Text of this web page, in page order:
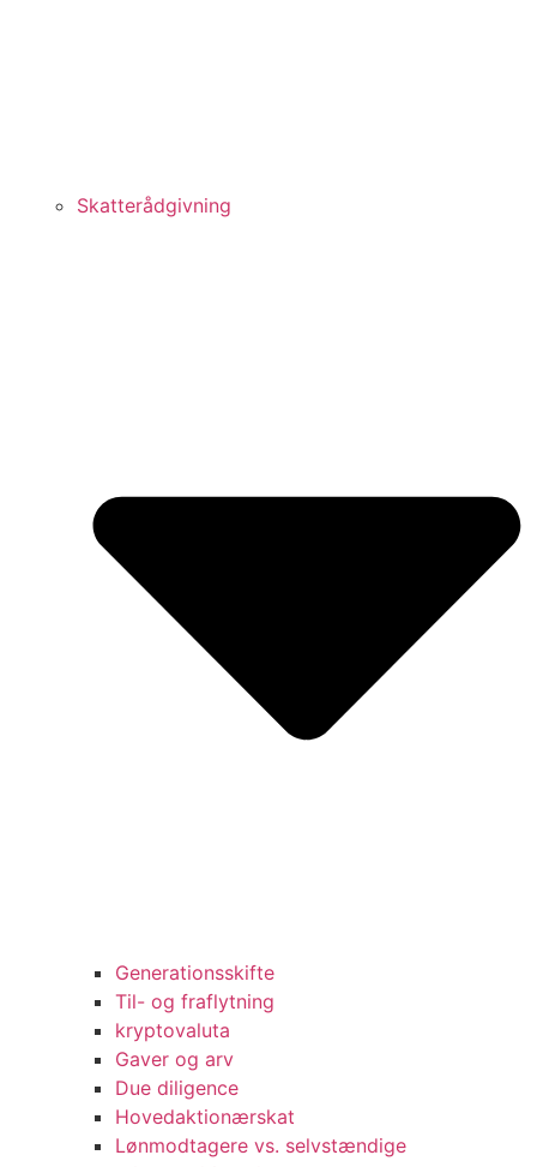
Skatterådgivning
Generationsskifte
Til- og fraflytning
kryptovaluta
Gaver og arv
Due diligence
Hovedaktionærskat
Lønmodtagere vs. selvstændige